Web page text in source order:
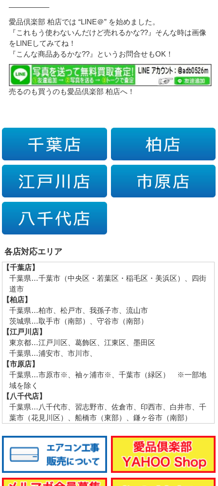
—————–
愛品倶楽部 柏店では “LINE＠” を始めました。
『これもう使わないんだけど売れるかな??』そんな時は画像
をLINEしてみてね！
『こんな商品あるかな??』というお問合せもOK！
売るのも買うのも愛品倶楽部 柏店へ！
各店対応エリア
【千葉店】
千葉県…千葉市（中央区・若葉区・稲毛区・美浜区）、四街
道市
【柏店】
千葉県…柏市、松戸市、我孫子市、流山市
茨城県…取手市（南部）、守谷市（南部）
【江戸川店】
東京都…江戸川区、葛飾区、江東区、墨田区
千葉県…浦安市、市川市、
【市原店】
千葉県…市原市※、袖ヶ浦市※、千葉市（緑区） ※一部地
域を除く
【八千代店】
千葉県…八千代市、習志野市、佐倉市、印西市、白井市、千
葉市（花見川区）、船橋市（東部）、鎌ヶ谷市（南部）